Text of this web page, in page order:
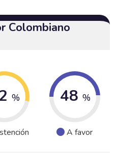
Colombiano
% 48 %
A favor